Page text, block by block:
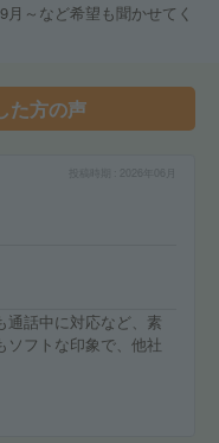
月～など希望も聞かせてく
た方の声
通話中に対応など、素
ソフトな印象で、他社